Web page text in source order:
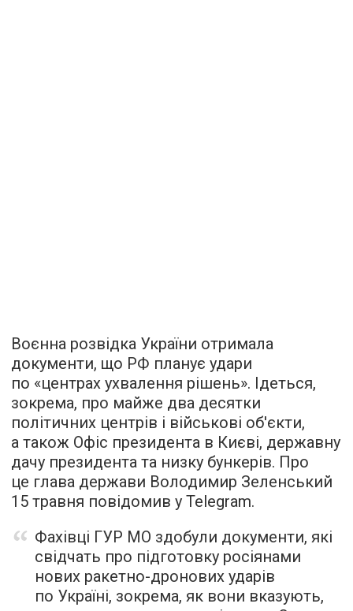
Воєнна розвідка України отримала
документи, що РФ планує удари
по «центрах ухвалення рішень». Ідеться,
зокрема, про майже два десятки
політичних центрів і військові об'єкти,
а також Офіс президента в Києві, державну
дачу президента та низку бункерів. Про
це глава держави Володимир Зеленський
15 травня повідомив у Telegram.
Фахівці ГУР МО здобули документи, які
свідчать про підготовку росіянами
нових ракетно-дронових ударів
по Україні, зокрема, як вони вказують,